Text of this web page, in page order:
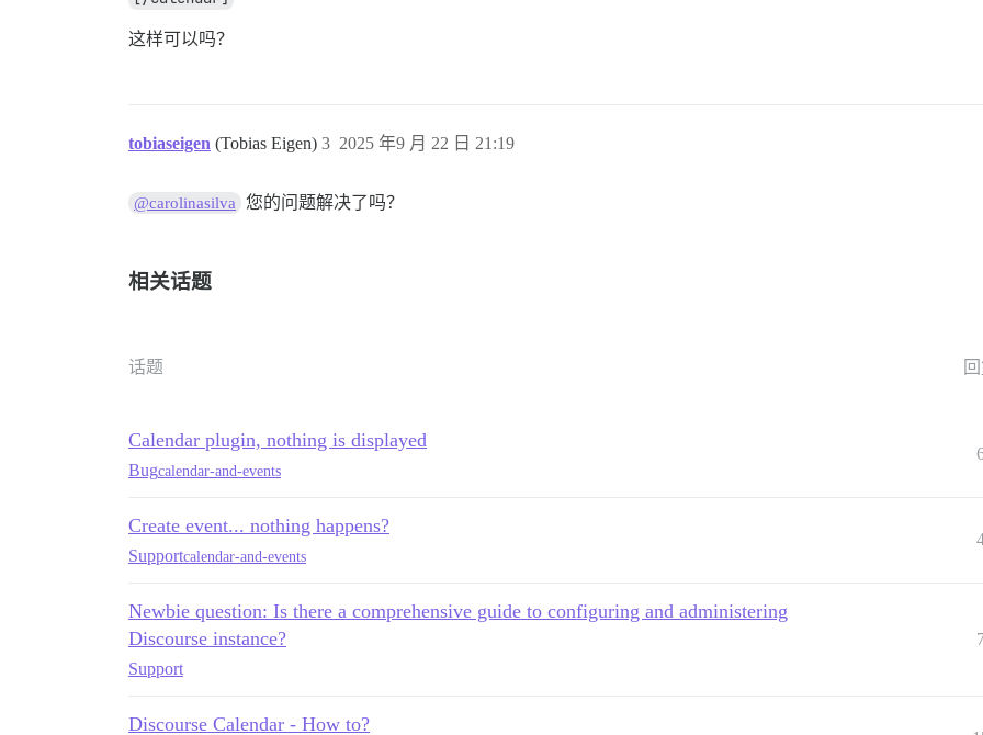
这样可以吗？
tobiaseigen (Tobias Eigen) 2025 年9 月 22 日 21:19
3
@carolinasilva 您的问题解决了吗？
相关话题
话题
Calendar plugin, nothing is displayed
Bugcalendar-and-events
Create event... nothing happens?
Supportcalendar-and-events
Newbie question: Is there a comprehensive guide to configuring and administering
Discourse instance?
Support
Discourse Calendar - How to?